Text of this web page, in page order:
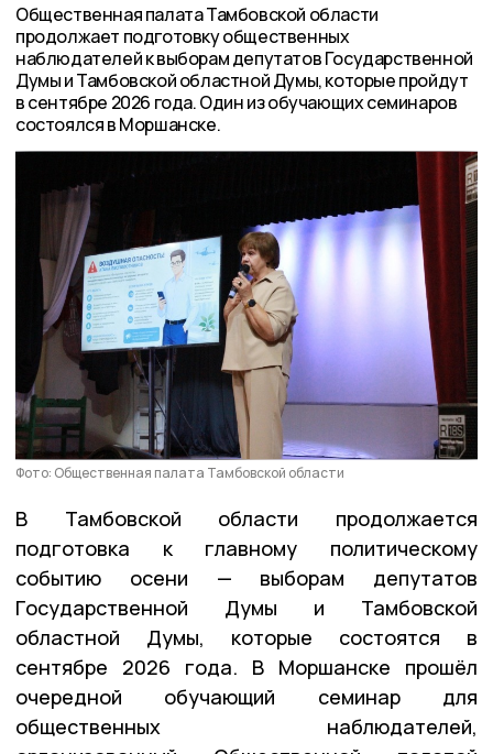
Общественная палата Тамбовской области
продолжает подготовку общественных
наблюдателей к выборам депутатов Государственной
Думы и Тамбовской областной Думы, которые пройдут
в сентябре 2026 года. Один из обучающих семинаров
состоялся в Моршанске.
Фото: Общественная палата Тамбовской области
В Тамбовской области продолжается
подготовка к главному политическому
событию осени — выборам депутатов
Государственной Думы и Тамбовской
областной Думы, которые состоятся в
сентябре 2026 года. В Моршанске прошёл
очередной обучающий семинар для
общественных наблюдателей,